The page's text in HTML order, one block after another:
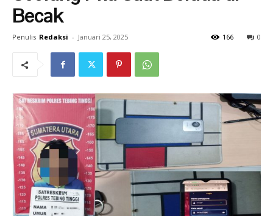
Becak
Penulis Redaksi - Januari 25, 2025 0
166